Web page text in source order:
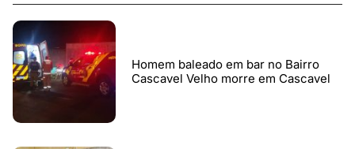
Homem baleado em bar no Bairro
Cascavel Velho morre em Cascavel